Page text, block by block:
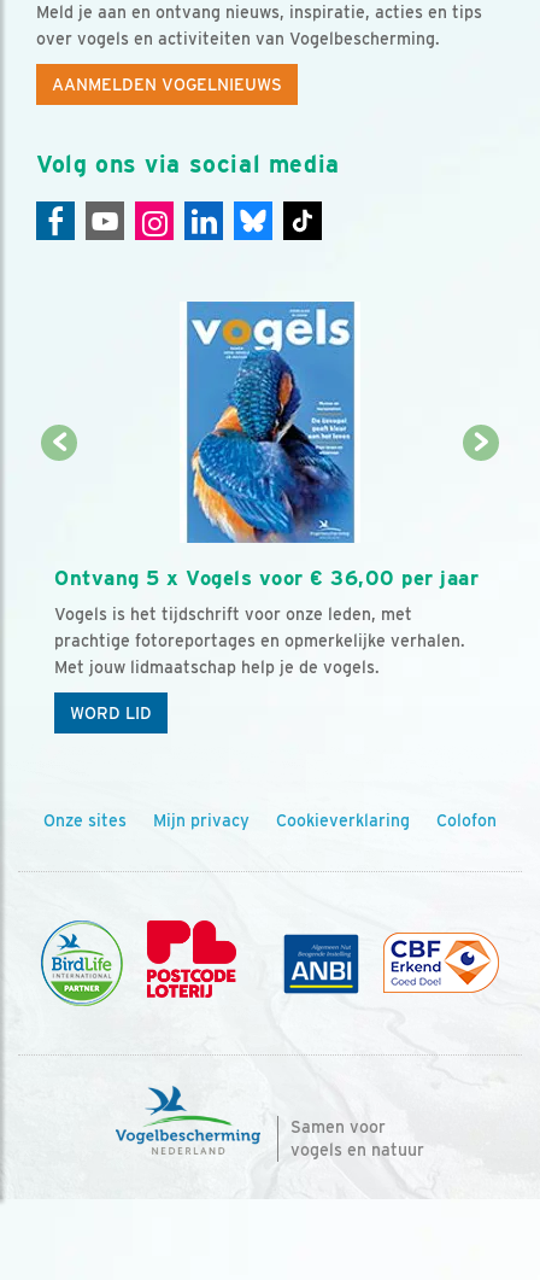
Meld je aan en ontvang nieuws, inspiratie, acties en tips
over vogels en activiteiten van Vogelbescherming.
AANMELDEN VOGELNIEUWS
Volg ons via social media
Ontvang 5 x Vogels voor € 36,00 per jaar
Vogels is het tijdschrift voor onze leden, met
prachtige fotoreportages en opmerkelijke verhalen.
Met jouw lidmaatschap help je de vogels.
WORD LID
Onze sites Mijn privacy Cookieverklaring Colofon
Samen voor
vogels en natuur